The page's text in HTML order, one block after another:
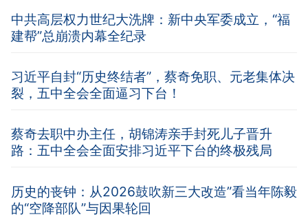
中共高层权力世纪大洗牌：新中央军委成立，“福
建帮”总崩溃内幕全纪录
习近平自封“历史终结者”，蔡奇免职、元老集体决
裂，五中全会全面逼习下台！
蔡奇去职中办主任，胡锦涛亲手封死儿子晋升
路：五中全会全面安排习近平下台的终极残局
历史的丧钟：从2026鼓吹新三大改造”看当年陈毅
的“空降部队”与因果轮回